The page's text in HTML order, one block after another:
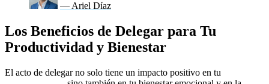
— Ariel Díaz
Los Beneficios de Delegar para Tu
Productividad y Bienestar
El acto de delegar no solo tiene un impacto positivo en tu